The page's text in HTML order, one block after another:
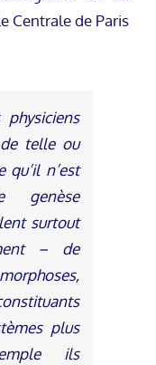
Centrale de Paris
telle ou
qu’il n’est
genèse
surtout
– de
plus
ils